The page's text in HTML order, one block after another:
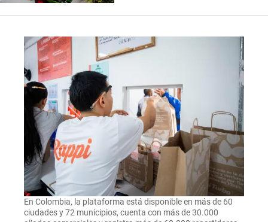
En Colombia, la plataforma está disponible en más de 60
ciudades y 72 municipios, cuenta con más de 30.000